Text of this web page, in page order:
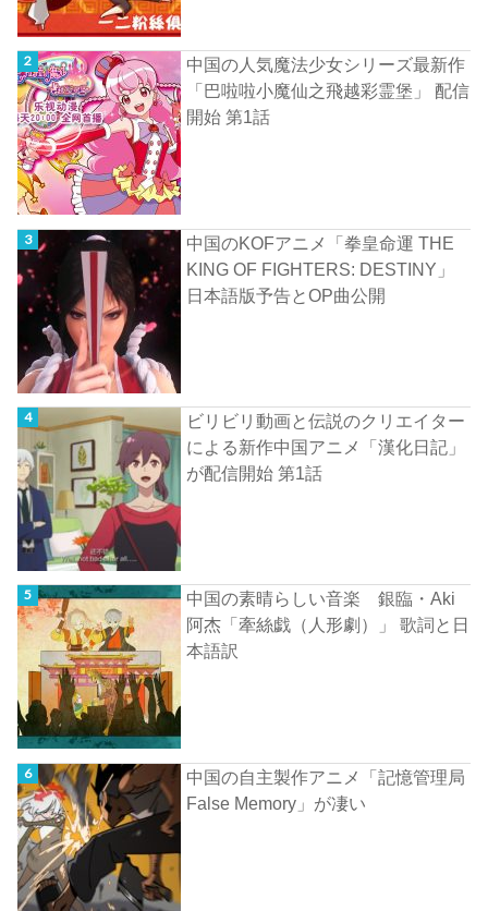
中国の人気魔法少女シリーズ最新作
「巴啦啦小魔仙之飛越彩霊堡」 配信
開始 第1話
中国のKOFアニメ「拳皇命運 THE
KING OF FIGHTERS: DESTINY」
日本語版予告とOP曲公開
ビリビリ動画と伝説のクリエイター
による新作中国アニメ「漢化日記」
が配信開始 第1話
中国の素晴らしい音楽 銀臨・Aki
阿杰「牽絲戯（人形劇）」 歌詞と日
本語訳
中国の自主製作アニメ「記憶管理局
False Memory」が凄い